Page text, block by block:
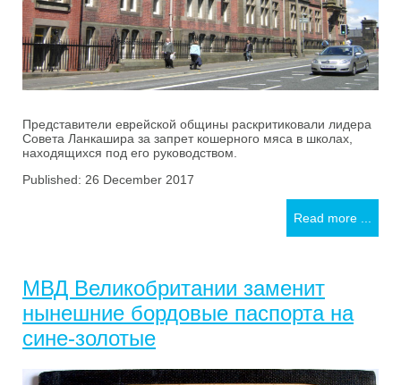
Представители еврейской общины раскритиковали лидера
Cовета Ланкашира за запрет кошерного мяса в школах,
находящихся под его руководством.
Published: 26 December 2017
Read more ...
МВД Великобритании заменит
нынешние бордовые паспорта на
сине-золотые